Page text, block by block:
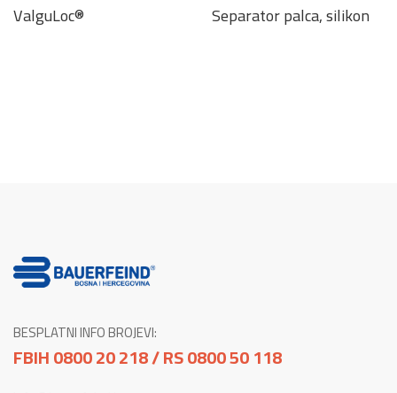
ValguLoc® Separator palca, silikon
BESPLATNI INFO BROJEVI:
FBIH 0800 20 218 / RS 0800 50 118